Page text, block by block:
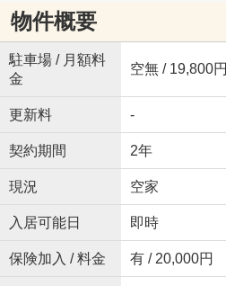
物件概要
駐車場 / 月額料
金
空無 / 19,800円
更新料 -
契約期間 2年
現況 空家
入居可能日 即時
保険加入 / 料金 有 / 20,000円